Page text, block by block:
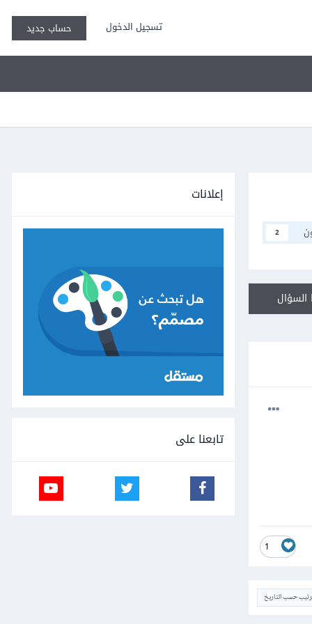
تسجيل الدخول حساب جديد
2
1
حسب التاريخ
إعلانات
تابعنا على